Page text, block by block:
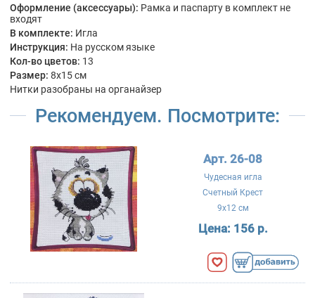
Оформление (аксессуары): Рамка и паспарту в комплект не
входят
В комплекте: Игла
Инструкция: На русском языке
Кол-во цветов: 13
Размер: 8x15 см
Нитки разобраны на органайзер
Рекомендуем. Посмотрите:
Арт. 26-08
Чудесная игла
Счетный Крест
9x12 см
Цена: 156 р.